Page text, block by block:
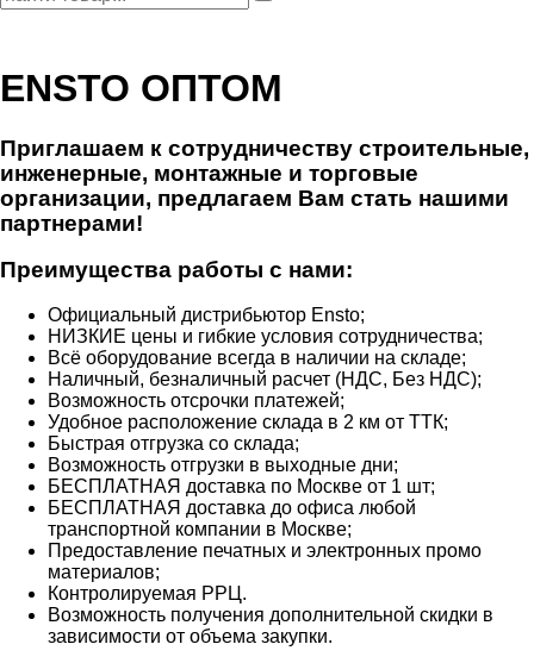
ENSTO ОПТОМ
Приглашаем к сотрудничеству строительные,
инженерные, монтажные и торговые
организации, предлагаем Вам стать нашими
партнерами!
Преимущества работы с нами:
Официальный дистрибьютор Ensto;
НИЗКИЕ цены и гибкие условия сотрудничества;
Всё оборудование всегда в наличии на складе;
Наличный, безналичный расчет (НДС, Без НДС);
Возможность отсрочки платежей;
Удобное расположение склада в 2 км от ТТК;
Быстрая отгрузка со склада;
Возможность отгрузки в выходные дни;
БЕСПЛАТНАЯ доставка по Москве от 1 шт;
БЕСПЛАТНАЯ доставка до офиса любой
транспортной компании в Москве;
Предоставление печатных и электронных промо
материалов;
Контролируемая РРЦ.
Возможность получения дополнительной скидки в
зависимости от объема закупки.